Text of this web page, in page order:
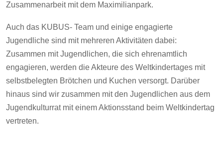
Zusammenarbeit mit dem Maximilianpark.
Auch das KUBUS- Team und einige engagierte
Jugendliche sind mit mehreren Aktivitäten dabei:
Zusammen mit Jugendlichen, die sich ehrenamtlich
engagieren, werden die Akteure des Weltkindertages mit
selbstbelegten Brötchen und Kuchen versorgt. Darüber
hinaus sind wir zusammen mit den Jugendlichen aus dem
Jugendkulturrat mit einem Aktionsstand beim Weltkindertag
vertreten.